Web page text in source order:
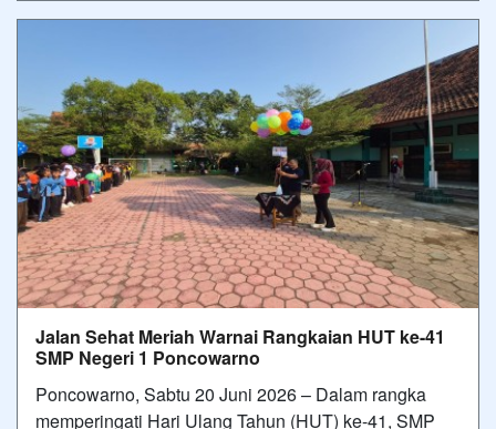
Jalan Sehat Meriah Warnai Rangkaian HUT ke-41
SMP Negeri 1 Poncowarno
Poncowarno, Sabtu 20 Juni 2026 – Dalam rangka
memperingati Hari Ulang Tahun (HUT) ke-41, SMP